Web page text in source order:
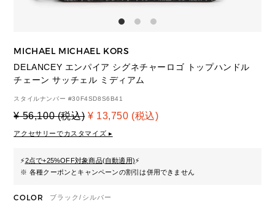
MICHAEL MICHAEL KORS
DELANCEY エンパイア シグネチャーロゴ トップハンドル
チェーン サッチェル ミディアム
スタイルナンバー #30F4SD8S6B41
¥ 56,100 (税込) ¥ 13,750 (税込)
アクセサリーでカスタマイズ ▸
⚡2点で+25%OFF対象商品(自動適用)⚡
※ 各種クーポンとキャンペーンの割引は併用できません
COLOR ブラック/シルバー